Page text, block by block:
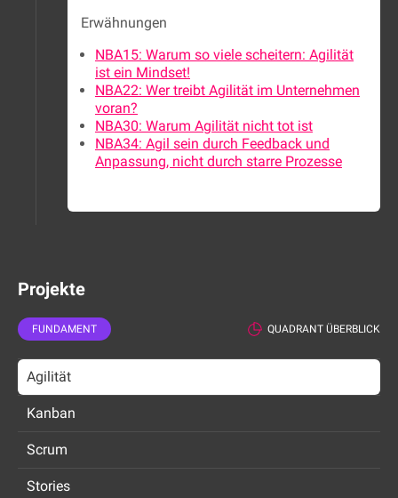
Erwähnungen
NBA15: Warum so viele scheitern: Agilität
ist ein Mindset!
NBA22: Wer treibt Agilität im Unternehmen
voran?
NBA30: Warum Agilität nicht tot ist
NBA34: Agil sein durch Feedback und
Anpassung, nicht durch starre Prozesse
Projekte
FUNDAMENT QUADRANT ÜBERBLICK
Agilität
Kanban
Scrum
Stories